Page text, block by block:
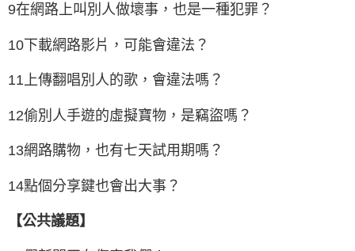
9在網路上叫別人做壞事，也是一種犯罪？
10下載網路影片，可能會違法？
11上傳翻唱別人的歌，會違法嗎？
12偷別人手遊的虛擬寶物，是竊盜嗎？
13網路購物，也有七天試用期嗎？
14點個分享鍵也會出大事？
【公共議題】